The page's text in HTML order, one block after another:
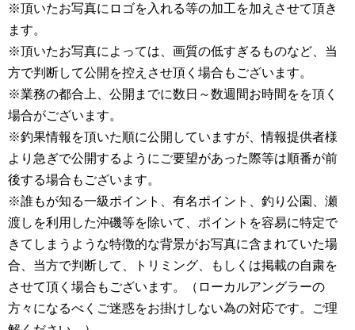
※頂いたお写真にロゴを入れる等の加工を加えさせて頂き
ます。
※頂いたお写真によっては、画質の低すぎるものなど、当
方で判断して公開を控えさせ頂く場合もございます。
※業務の都合上、公開までに数日～数週間お時間をを頂く
場合がございます。
※釣果情報を頂いた順に公開していますが、情報提供者様
より急ぎで公開するようにご要望があった際等は順番が前
後する場合もございます。
※誰もが知る一級ポイント、有名ポイント、釣り公園、瀬
渡しを利用した沖磯等を除いて、ポイントを容易に特定で
きてしまうような特徴的な背景がお写真に含まれていた場
合、当方で判断して、トリミング、もしくは掲載の自粛を
させて頂く場合もございます。（ローカルアングラーの
方々になるべくご迷惑をお掛けしない為の対応です。ご理